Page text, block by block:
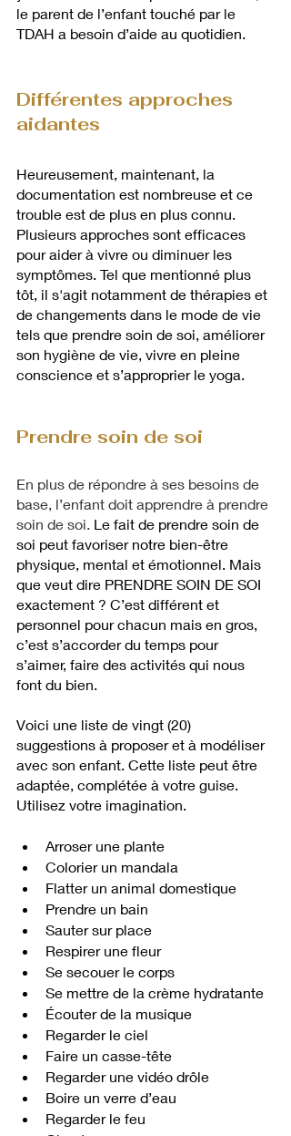
le parent de l’enfant touché par le
TDAH a besoin d’aide au quotidien.
Différentes approches
aidantes
Heureusement, maintenant, la
documentation est nombreuse et ce
trouble est de plus en plus connu.
Plusieurs approches sont efficaces
pour aider à vivre ou diminuer les
symptômes. Tel que mentionné plus
tôt, il s'agit notamment de thérapies et
de changements dans le mode de vie
tels que prendre soin de soi, améliorer
son hygiène de vie, vivre en pleine
conscience et s’approprier le yoga.
Prendre soin de soi
En plus de répondre à ses besoins de
base, l’enfant doit apprendre à prendre
soin de soi. Le fait de prendre soin de
soi peut favoriser notre bien-être
physique, mental et émotionnel. Mais
que veut dire PRENDRE SOIN DE SOI
exactement ? C’est différent et
personnel pour chacun mais en gros,
c’est s’accorder du temps pour
s’aimer, faire des activités qui nous
font du bien.
Voici une liste de vingt (20)
suggestions à proposer et à modéliser
avec son enfant. Cette liste peut être
adaptée, complétée à votre guise.
Utilisez votre imagination.
Arroser une plante
Colorier un mandala
Flatter un animal domestique
Prendre un bain
Sauter sur place
Respirer une fleur
Se secouer le corps
Se mettre de la crème hydratante
Écouter de la musique
Regarder le ciel
Faire un casse-tête
Regarder une vidéo drôle
Boire un verre d’eau
Regarder le feu